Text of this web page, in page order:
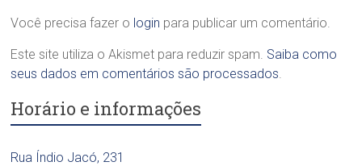
i
a
O
o
n
Você precisa fazer o login para publicar um comentário.
Este site utiliza o Akismet para reduzir spam. Saiba como
seus dados em comentários são processados
Horário e informações
Rua Índio Jacó, 231